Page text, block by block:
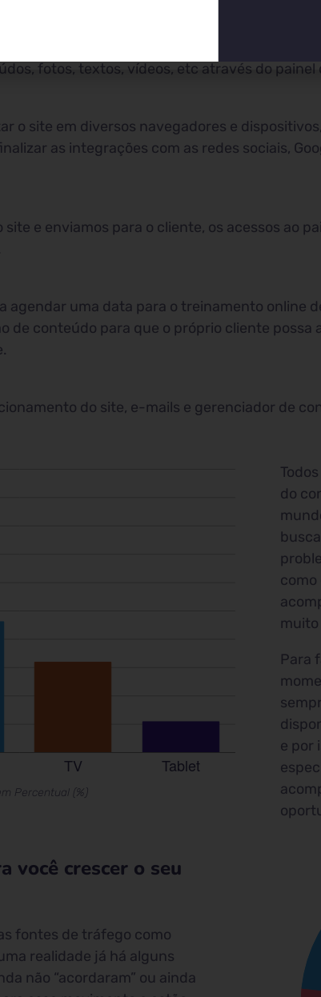
fotos, textos, vídeos, etc através do painel
o site em diversos navegadores e
as integrações com as redes sociais,
e enviamos para o cliente, os acessos ao
agendar uma data para o treinamento online
de conteúdo para que o próprio cliente
do site, e-mails e gerenciador de
Percentual (%)
do
como
Para
e por
você crescer o seu
fontes de tráfego como
realidade já há alguns
não “acordaram” ou ainda